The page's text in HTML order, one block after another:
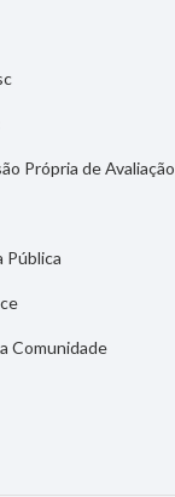
Própria de Avaliação
Pública
Comunidade